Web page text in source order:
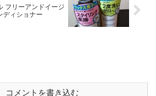
フリーアンドイージ
ディショナー
コメントを書き込む